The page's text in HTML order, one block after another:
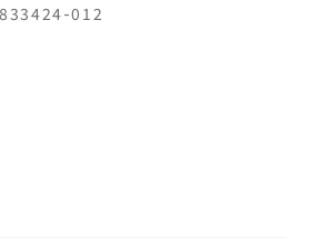
012